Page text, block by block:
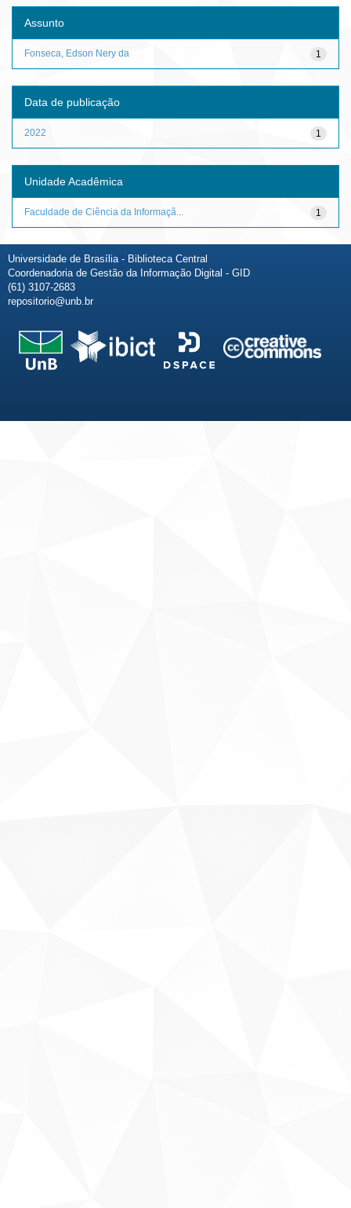
Assunto
1
Fonseca, Edson Nery da
Data de publicação
1
2022
Unidade Acadêmica
1
Faculdade de Ciência da Informaçã...
Universidade de Brasília - Biblioteca Central
Coordenadoria de Gestão da Informação Digital - GID
(61) 3107-2683
repositorio@unb.br